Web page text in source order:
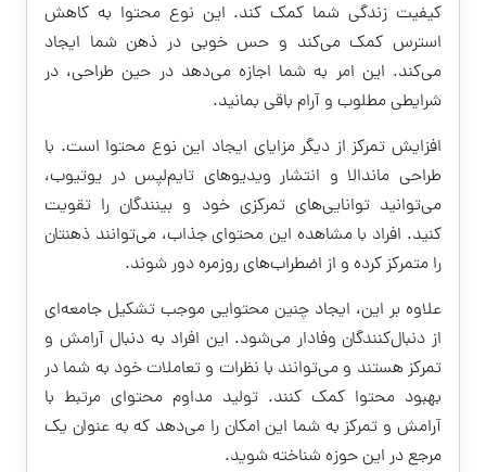
کیفیت زندگی شما کمک کند. این نوع محتوا به کاهش
استرس کمک می‌کند و حس خوبی در ذهن شما ایجاد
می‌کند. این امر به شما اجازه می‌دهد در حین طراحی، در
شرایطی مطلوب و آرام باقی بمانید.
افزایش تمرکز از دیگر مزایای ایجاد این نوع محتوا است. با
طراحی ماندالا و انتشار ویدیوهای تایم‌لپس در یوتیوب،
می‌توانید توانایی‌های تمرکزی خود و بینندگان را تقویت
کنید. افراد با مشاهده این محتوای جذاب، می‌توانند ذهنتان
را متمرکز کرده و از اضطراب‌های روزمره دور شوند.
علاوه بر این، ایجاد چنین محتوایی موجب تشکیل جامعه‌ای
از دنبال‌کنندگان وفادار می‌شود. این افراد به دنبال آرامش و
تمرکز هستند و می‌توانند با نظرات و تعاملات خود به شما در
بهبود محتوا کمک کنند. تولید مداوم محتوای مرتبط با
آرامش و تمرکز به شما این امکان را می‌دهد که به عنوان یک
مرجع در این حوزه شناخته شوید.